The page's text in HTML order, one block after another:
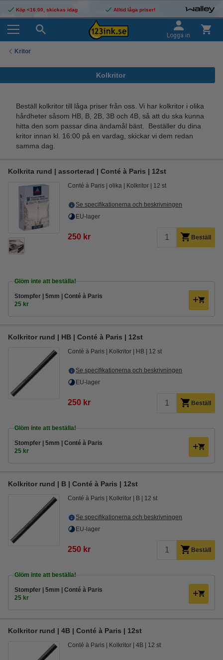
Köp <16:00, skickas idag Alltid låga priser!
Logga in
Kritor
Kolkritor
Beställ kolkritor till låga priser från oss. Vi har kolkritor i olika
hårdheter såsom HB, B, 2B, 3B och 4B, så att du ska kunna
hitta den som passar dina ändamål bäst. Beställer du dina
kritor innan kl. 16:00 på en vardag, skickar vi dem redan
samma dag.
Kolkrita rund | assorterad | Conté à Paris | 12st
Conté à Paris olika Kolkritor 12 st
Se specifikationerna och beskrivningen
EU-lager
250 kr Beställ
Glöm inte att beställa!
Stompfer | 5mm | Conté à Paris
25 kr
Kolkritor rund | HB | Conté à Paris | 12st
Conté à Paris Kolkritor HB 12 st
Se specifikationerna och beskrivningen
EU-lager
250 kr Beställ
Glöm inte att beställa!
Stompfer | 5mm | Conté à Paris
25 kr
Kolkritor rund | B | Conté à Paris | 12st
Conté à Paris Kolkritor B 12 st
Se specifikationerna och beskrivningen
EU-lager
250 kr Beställ
Glöm inte att beställa!
Stompfer | 5mm | Conté à Paris
25 kr
Kolkritor rund | 4B | Conté à Paris | 12st
Conté à Paris Kolkritor 4B 12 st